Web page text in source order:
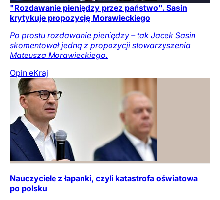
"Rozdawanie pieniędzy przez państwo". Sasin
krytykuje propozycję Morawieckiego
Po prostu rozdawanie pieniędzy – tak Jacek Sasin
skomentował jedną z propozycji stowarzyszenia
Mateusza Morawieckiego.
OpinieKraj
Nauczyciele z łapanki, czyli katastrofa oświatowa
po polsku